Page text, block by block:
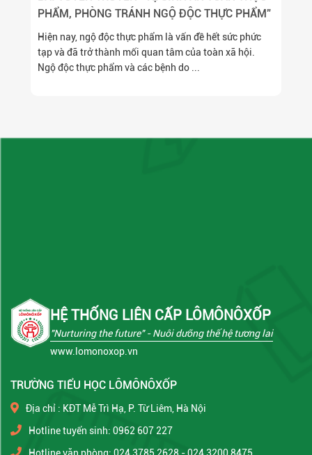
PHẨM, PHÒNG TRÁNH NGỘ ĐỘC THỰC PHẨM”
Hiện nay, ngộ độc thực phẩm là vấn đề hết sức phức
tạp và đã trở thành mối quan tâm của toàn xã hội.
Ngộ độc thực phẩm và các bệnh do ...
HỆ THỐNG LIÊN CẤP LÔMÔNÔXỐP
"Nurturing the future"- Nuôi dưỡng thế hệ tương lai
www.lomonoxop.vn
TRƯỜNG TIỂU HỌC LÔMÔNÔXỐP
Địa chỉ : KĐT Mễ Trì Hạ, P. Từ Liêm, Hà Nội
Hotline tuyển sinh: 0962 607 227